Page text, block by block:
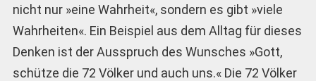
nicht nur »eine Wahrheit«, sondern es gibt »viele
Wahrheiten«. Ein Beispiel aus dem Alltag für dieses
Denken ist der Ausspruch des Wunsches »Gott,
schütze die 72 Völker und auch uns.« Die 72 Völker